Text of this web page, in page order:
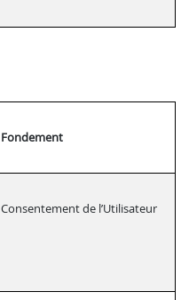
Fondement
Consentement de l’Utilisateur